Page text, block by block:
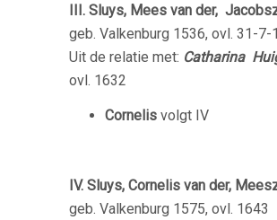
III. Sluys, Mees van der,
geb. Valkenburg 1536, ovl. 31-7-
Uit de relatie met: Catharina
ovl. 1632
Cornelis volgt IV
IV. Sluys, Cornelis van der,
geb. Valkenburg 1575, ovl. 1643